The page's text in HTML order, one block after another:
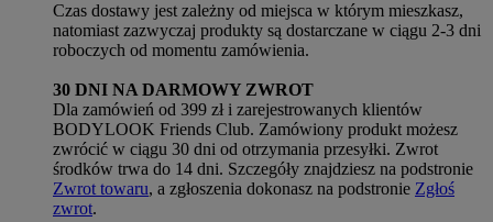
Czas dostawy jest zależny od miejsca w którym mieszkasz,
natomiast zazwyczaj produkty są dostarczane w ciągu 2-3 dni
roboczych od momentu zamówienia.
30 DNI NA DARMOWY ZWROT
Dla zamówień od 399 zł i zarejestrowanych klientów
BODYLOOK Friends Club. Zamówiony produkt możesz
zwrócić w ciągu 30 dni od otrzymania przesyłki. Zwrot
środków trwa do 14 dni. Szczegóły znajdziesz na podstronie
Zwrot towaru, a zgłoszenia dokonasz na podstronie Zgłoś
zwrot.